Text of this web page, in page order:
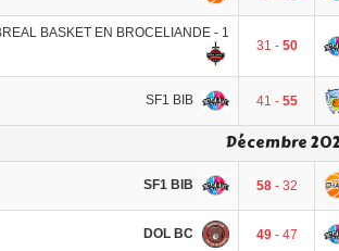
BASKET EN BROCELIANDE - 1
31 - 50
SF1 BIB 41 - 55
Décembre
SF1 BIB 58- 32
DOL BC 49- 47